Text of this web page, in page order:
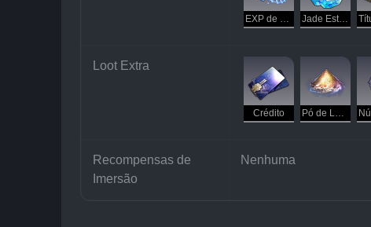
EXP de Exploração Jade Estelar
Loot Extra
Crédito Pó de Luz Perdido
Recompensas de
Imersão
Nenhuma